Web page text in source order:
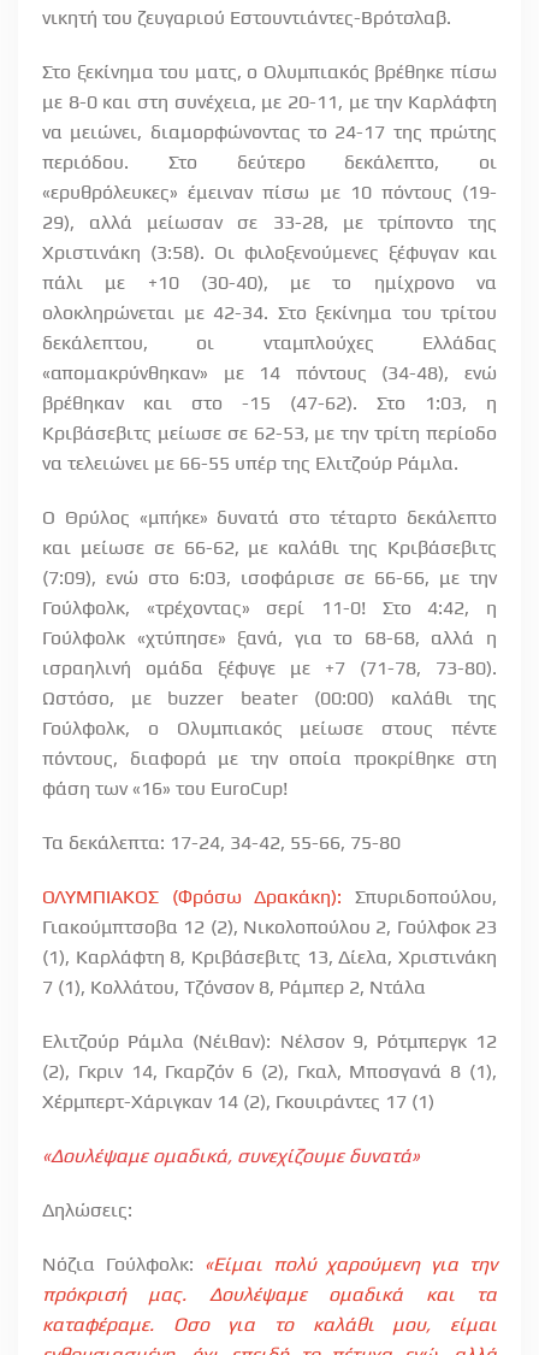
νικητή του ζευγαριού Εστουντιάντες-Βρότσλαβ.
Στο ξεκίνημα του ματς, ο Ολυμπιακός βρέθηκε πίσω
με 8-0 και στη συνέχεια, με 20-11, με την Καρλάφτη
να μειώνει, διαμορφώνοντας το 24-17 της πρώτης
περιόδου. Στο δεύτερο δεκάλεπτο, οι
«ερυθρόλευκες» έμειναν πίσω με 10 πόντους (19-
29), αλλά μείωσαν σε 33-28, με τρίποντο της
Χριστινάκη (3:58). Οι φιλοξενούμενες ξέφυγαν και
πάλι με +10 (30-40), με το ημίχρονο να
ολοκληρώνεται με 42-34. Στο ξεκίνημα του τρίτου
δεκάλεπτου, οι νταμπλούχες Ελλάδας
«απομακρύνθηκαν» με 14 πόντους (34-48), ενώ
βρέθηκαν και στο -15 (47-62). Στο 1:03, η
Κριβάσεβιτς μείωσε σε 62-53, με την τρίτη περίοδο
να τελειώνει με 66-55 υπέρ της Ελιτζούρ Ράμλα.
Ο Θρύλος «μπήκε» δυνατά στο τέταρτο δεκάλεπτο
και μείωσε σε 66-62, με καλάθι της Κριβάσεβιτς
(7:09), ενώ στο 6:03, ισοφάρισε σε 66-66, με την
Γούλφολκ, «τρέχοντας» σερί 11-0! Στο 4:42, η
Γούλφολκ «χτύπησε» ξανά, για το 68-68, αλλά η
ισραηλινή ομάδα ξέφυγε με +7 (71-78, 73-80).
Ωστόσο, με buzzer beater(00:00) καλάθι της
Γούλφολκ, ο Ολυμπιακός μείωσε στους πέντε
πόντους, διαφορά με την οποία προκρίθηκε στη
φάση των «16» του EuroCup!
Τα δεκάλεπτα: 17-24, 34-42, 55-66, 75-80
ΟΛΥΜΠΙΑΚΟΣ (Φρόσω Δρακάκη): Σπυριδοπούλου,
Γιακούμπτσοβα 12 (2), Νικολοπούλου 2, Γούλφοκ 23
(1), Καρλάφτη 8, Κριβάσεβιτς 13, Δίελα, Χριστινάκη
7 (1), Κολλάτου, Τζόνσον 8, Ράμπερ 2, Ντάλα
Ελιτζούρ Ράμλα (Νέιθαν): Νέλσον 9, Ρότμπεργκ 12
(2), Γκριν 14, Γκαρζόν 6 (2), Γκαλ, Μποσγανά 8 (1),
Χέρμπερτ-Χάριγκαν 14 (2), Γκουιράντες 17 (1)
«Δουλέψαμε ομαδικά, συνεχίζουμε δυνατά»
Δηλώσεις:
Νόζια Γούλφολκ: «Είμαι πολύ χαρούμενη για την
πρόκρισή μας. Δουλέψαμε ομαδικά και τα
καταφέραμε. Οσο για το καλάθι μου, είμαι